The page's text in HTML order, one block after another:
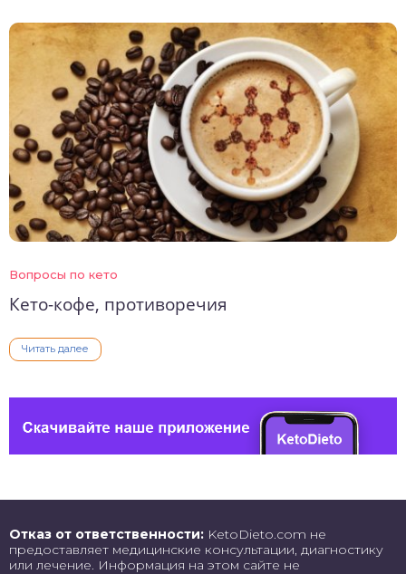
Вопросы по кето
Кето-кофе, противоречия
Читать далее
Отказ от ответственности: KetoDieto.com не
предоставляет медицинские консультации, диагностику
или лечение. Информация на этом сайте не